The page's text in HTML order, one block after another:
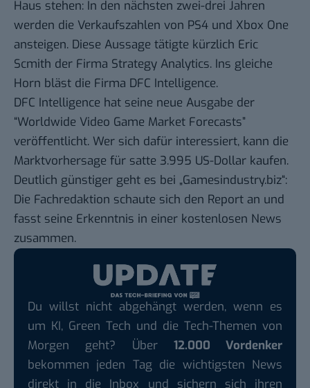
Haus stehen: In den nächsten zwei-drei Jahren
werden die Verkaufszahlen von PS4 und Xbox One
ansteigen. Diese Aussage tätigte kürzlich Eric
Scmith der Firma Strategy Analytics. Ins gleiche
Horn bläst die Firma DFC Intelligence.
DFC Intelligence hat seine neue Ausgabe der
“Worldwide Video Game Market Forecasts”
veröffentlicht. Wer sich dafür interessiert, kann die
Marktvorhersage für satte 3.995 US-Dollar kaufen.
Deutlich günstiger geht es bei „Gamesindustry.biz“:
Die Fachredaktion schaute sich den Report an und
fasst seine Erkenntnis in einer kostenlosen News
zusammen.
Du willst nicht abgehängt werden, wenn es
um KI, Green Tech und die Tech-Themen von
Morgen geht? Über 12.000 Vordenker
bekommen jeden Tag die wichtigsten News
direkt in die Inbox und sichern sich ihren